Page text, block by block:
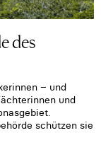
des
– und
und
schützen sie